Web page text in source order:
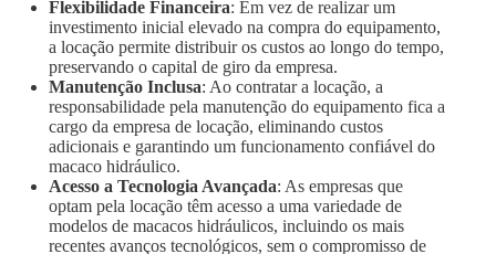
Flexibilidade Financeira: Em vez de realizar um
investimento inicial elevado na compra do equipamento,
a locação permite distribuir os custos ao longo do tempo,
preservando o capital de giro da empresa.
Manutenção Inclusa: Ao contratar a locação, a
responsabilidade pela manutenção do equipamento fica a
cargo da empresa de locação, eliminando custos
adicionais e garantindo um funcionamento confiável do
macaco hidráulico.
Acesso a Tecnologia Avançada: As empresas que
optam pela locação têm acesso a uma variedade de
modelos de macacos hidráulicos, incluindo os mais
recentes avanços tecnológicos, sem o compromisso de